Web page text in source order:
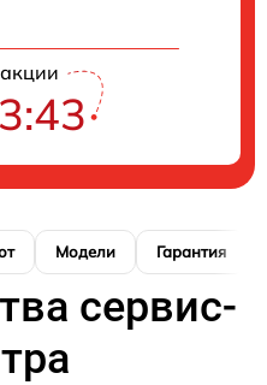
Модели Гарантия
сервис-